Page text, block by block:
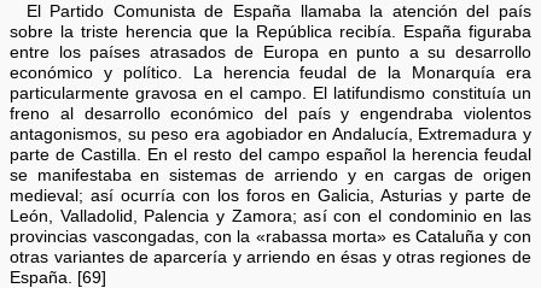
El Partido Comunista de España llamaba la atención del país
sobre la triste herencia que la República recibía. España figuraba
entre los países atrasados de Europa en punto a su desarrollo
económico y político. La herencia feudal de la Monarquía era
particularmente gravosa en el campo. El latifundismo constituía un
freno al desarrollo económico del país y engendraba violentos
antagonismos, su peso era agobiador en Andalucía, Extremadura y
parte de Castilla. En el resto del campo español la herencia feudal
se manifestaba en sistemas de arriendo y en cargas de origen
medieval; así ocurría con los foros en Galicia, Asturias y parte de
León, Valladolid, Palencia y Zamora; así con el condominio en las
provincias vascongadas, con la «rabassa morta» es Cataluña y con
otras variantes de aparcería y arriendo en ésas y otras regiones de
España. [69]